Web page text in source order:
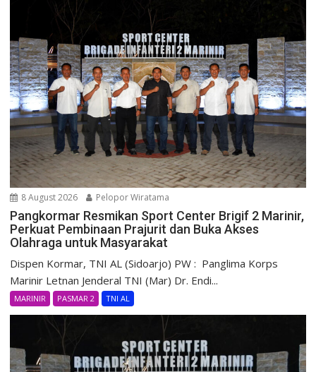
8 August 2026 Pelopor Wiratama
Pangkormar Resmikan Sport Center Brigif 2 Marinir,
Perkuat Pembinaan Prajurit dan Buka Akses
Olahraga untuk Masyarakat
Dispen Kormar, TNI AL (Sidoarjo) PW : Panglima Korps
Marinir Letnan Jenderal TNI (Mar) Dr. Endi...
MARINIR PASMAR 2 TNI AL